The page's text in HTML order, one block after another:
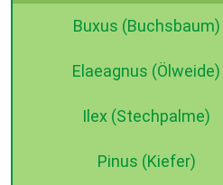
Buxus (Buchsbaum)
Elaeagnus (Ölweide)
Ilex (Stechpalme)
Pinus (Kiefer)